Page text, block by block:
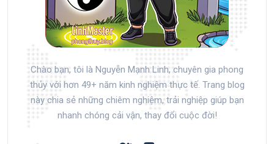
Chào bạn, tôi là Nguyễn Mạnh Linh, chuyên gia phong
thủy với hơn 49+ năm kinh nghiệm thực tế. Trang blog
này chia sẻ những chiêm nghiệm, trải nghiệp giúp bạn
nhanh chóng cải vận, thay đổi cuộc đời!